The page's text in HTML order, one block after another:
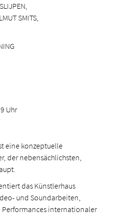
SMITS,
Uhr
eine konzeptuelle
der nebensächlichsten,
das Künstlerhaus
und Soundarbeiten,
internationaler